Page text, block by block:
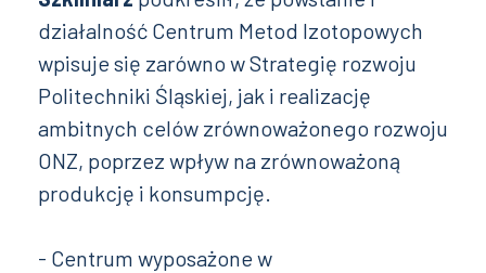
działalność Centrum Metod Izotopowych
wpisuje się zarówno w Strategię rozwoju
Politechniki Śląskiej, jak i realizację
ambitnych celów zrównoważonego rozwoju
ONZ, poprzez wpływ na zrównoważoną
produkcję i konsumpcję.
- Centrum wyposażone w